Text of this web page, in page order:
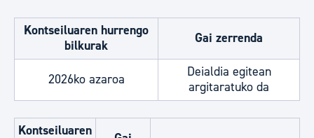
Kontseiluaren hurrengo
bilkurak
Gai zerrenda
2026ko azaroa
Deialdia egitean
argitaratuko da
Kontseiluaren